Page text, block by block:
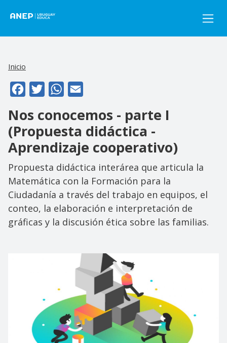
Inicio
FacebookTwitterWhatsApp
Nos conocemos - parte I
(Propuesta didáctica -
Aprendizaje cooperativo)
Propuesta didáctica interárea que articula la
Matemática con la Formación para la
Ciudadanía a través del trabajo en equipos, el
conteo, la elaboración e interpretación de
gráficas y la discusión ética sobre las familias.